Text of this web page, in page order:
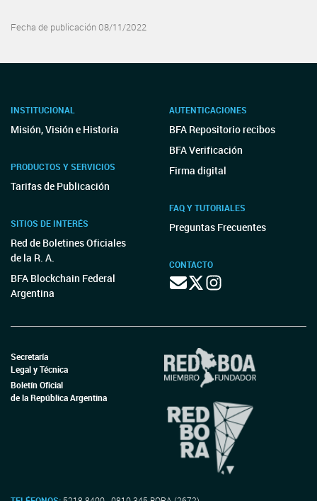
Fecha de publicación 08/11/2022
INSTITUCIONAL
Misión, Visión e Historia
PRODUCTOS Y SERVICIOS
Tarifas de Publicación
SITIOS DE INTERÉS
Red de Boletines Oficiales
de la R. A.
BFA Blockchain Federal
Argentina
AUTENTICACIONES
BFA Repositorio recibos
BFA Verificación
Firma digital
FAQ Y TUTORIALES
Preguntas Frecuentes
CONTACTO
Secretaría
Legal y Técnica
Boletín Oficial
de la República Argentina